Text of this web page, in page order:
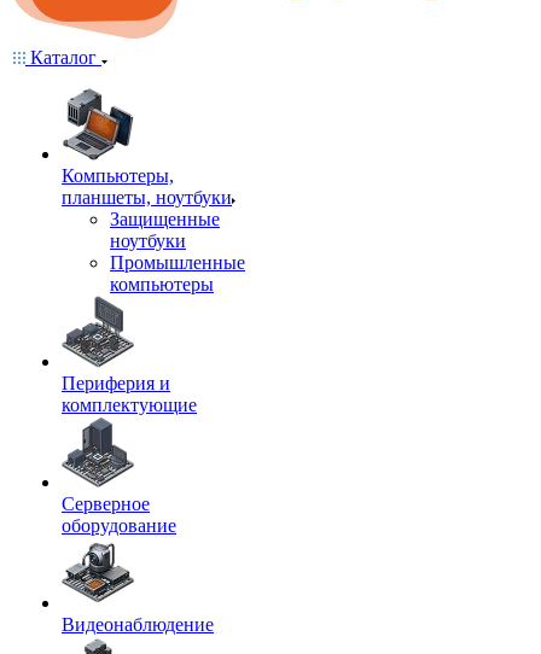
Каталог
Компьютеры,
планшеты, ноутбуки
Защищенные
ноутбуки
Промышленные
компьютеры
Периферия и
комплектующие
Серверное
оборудование
Видеонаблюдение